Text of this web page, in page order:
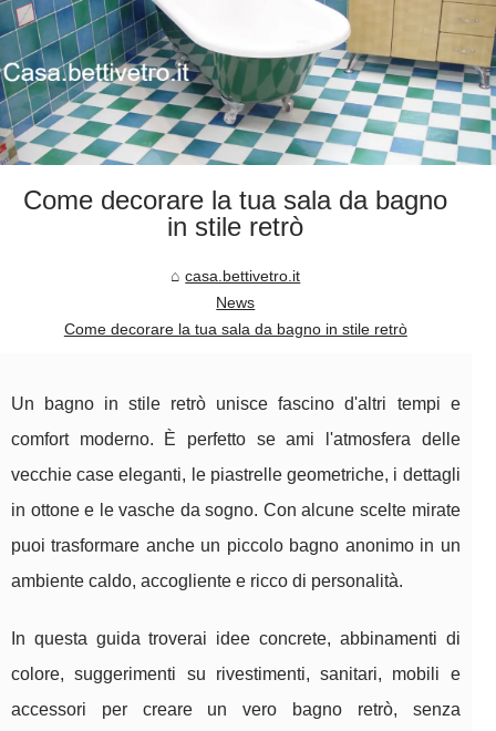
Come decorare la tua sala da bagno
in stile retrò
casa.bettivetro.it
News
Come decorare la tua sala da bagno in stile retrò
Un bagno in stile retrò unisce fascino d'altri tempi e
comfort moderno. È perfetto se ami l'atmosfera delle
vecchie case eleganti, le piastrelle geometriche, i dettagli
in ottone e le vasche da sogno. Con alcune scelte mirate
puoi trasformare anche un piccolo bagno anonimo in un
ambiente caldo, accogliente e ricco di personalità.
In questa guida troverai idee concrete, abbinamenti di
colore, suggerimenti su rivestimenti, sanitari, mobili e
accessori per creare un vero bagno retrò, senza